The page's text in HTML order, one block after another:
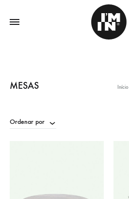
MESAS Início
Ordenar por